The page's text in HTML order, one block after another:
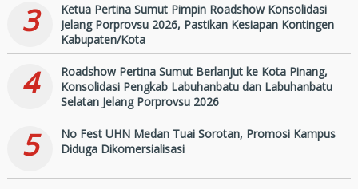
3
Ketua Pertina Sumut Pimpin Roadshow Konsolidasi
Jelang Porprovsu 2026, Pastikan Kesiapan Kontingen
Kabupaten/Kota
4
Roadshow Pertina Sumut Berlanjut ke Kota Pinang,
Konsolidasi Pengkab Labuhanbatu dan Labuhanbatu
Selatan Jelang Porprovsu 2026
5
No Fest UHN Medan Tuai Sorotan, Promosi Kampus
Diduga Dikomersialisasi